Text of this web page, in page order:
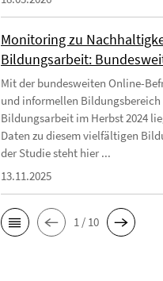
Monitoring zu
Bildungsarbeit:
Mit der bundesweiten Online-
und informellen
Bildungsarbeit im Herbst 2024
Daten zu diesem vielfältigen
der Studie steht hier ...
13.11.2025
1 / 10